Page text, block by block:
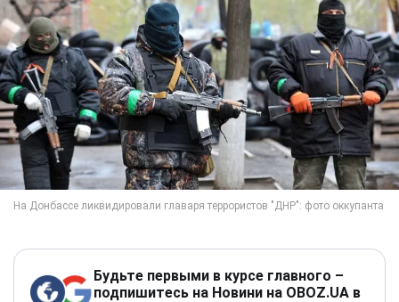
Будьте первыми в курсе главного –
подпишитесь на Новини на OBOZ.UA в